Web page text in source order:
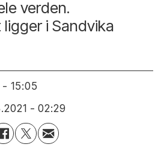
verden.
i Sandvika
- 15:05
- 02:29